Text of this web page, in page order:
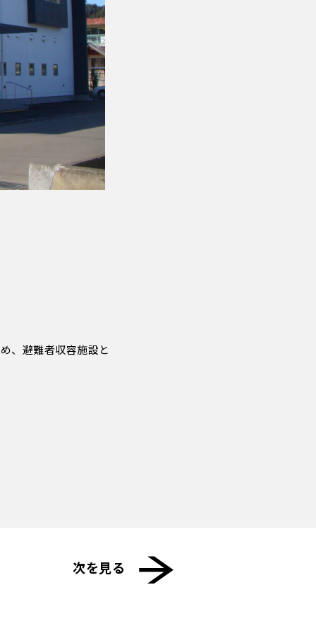
、避難者収容施設と
次を見る